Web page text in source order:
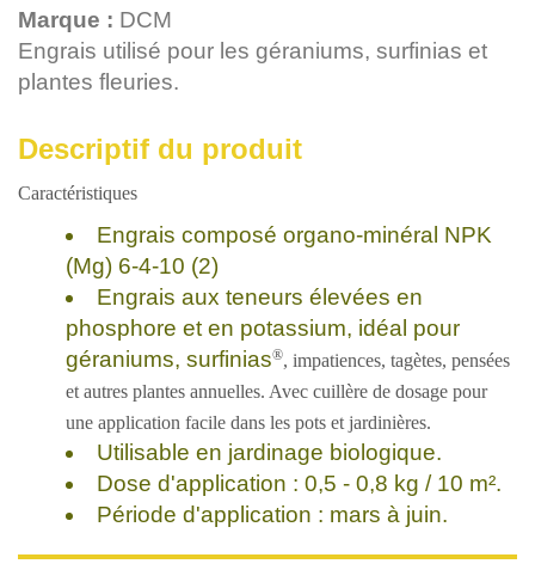
Marque : DCM
Engrais utilisé pour les géraniums, surfinias et
plantes fleuries.
Descriptif du produit
Caractéristiques
Engrais composé organo-minéral NPK
(Mg) 6-4-10 (2)
Engrais aux teneurs élevées en
phosphore et en potassium, idéal pour
géraniums, surfinias®, impatiences, tagètes, pensées
et autres plantes annuelles. Avec cuillère de dosage pour
une application facile dans les pots et jardinières.
Utilisable en jardinage biologique.
Dose d'application : 0,5 - 0,8 kg / 10 m².
Période d'application : mars à juin.